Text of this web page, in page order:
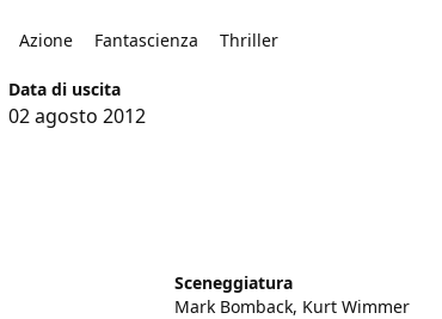
Azione Fantascienza Thriller
Data di uscita
02 agosto 2012
Sceneggiatura
Mark Bomback, Kurt Wimmer